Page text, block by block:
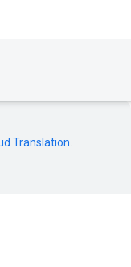
Translation